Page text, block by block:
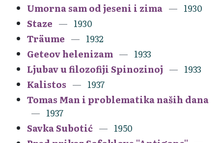
Umorna sam od jeseni i zima
1930
Staze
1930
Träume
1932
Geteov helenizam
1933
Ljubav u filozofiji Spinozinoj
1933
Kalistos
1937
Tomas Man i problematika naših dana
1937
Savka Subotić
1950